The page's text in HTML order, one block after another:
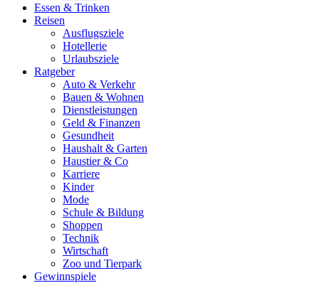
Essen & Trinken
Reisen
Ausflugsziele
Hotellerie
Urlaubsziele
Ratgeber
Auto & Verkehr
Bauen & Wohnen
Dienstleistungen
Geld & Finanzen
Gesundheit
Haushalt & Garten
Haustier & Co
Karriere
Kinder
Mode
Schule & Bildung
Shoppen
Technik
Wirtschaft
Zoo und Tierpark
Gewinnspiele